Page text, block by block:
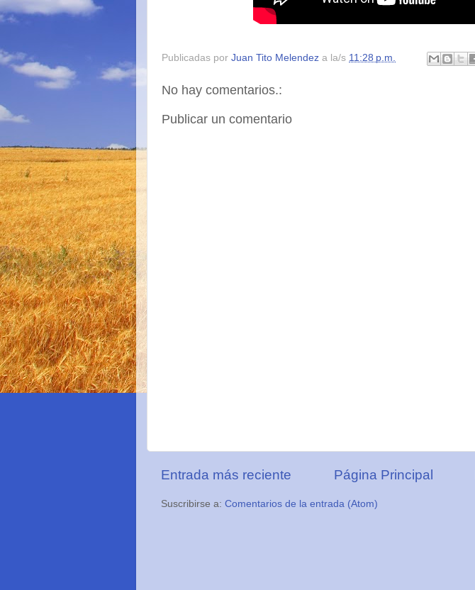
Publicadas por Juan Tito Melendez a la/s 11:28 p.m.
No hay comentarios.:
Publicar un comentario
Entrada más reciente Página Principal
Suscribirse a: Comentarios de la entrada (Atom)